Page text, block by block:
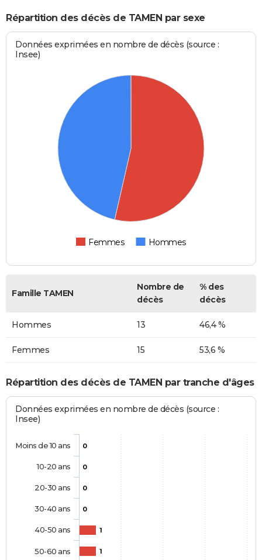
Répartition des décès de TAMEN par sexe
Données exprimées en nombre de décès (source :
Insee)
Femmes Hommes
Famille TAMEN
Nombre de
décès
% des
décès
Hommes 13 46,4 %
Femmes 15 53,6 %
Répartition des décès de TAMEN par tranche d'âges
Données exprimées en nombre de décès (source :
Insee)
0
0
0
0
1
1
Moins de 10 ans
10-20 ans
20-30 ans
30-40 ans
40-50 ans
50-60 ans